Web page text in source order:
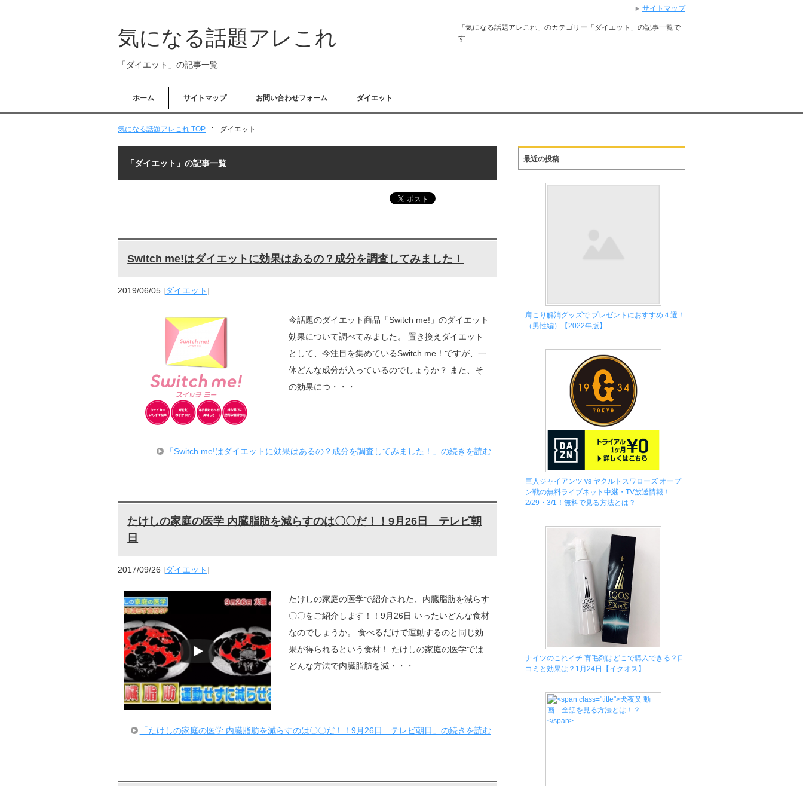
気になる話題アレこれ
「ダイエット」の記事一覧
「気になる話題アレこれ」のカテゴリー「ダイエット」の記事一覧で
す
ホーム サイトマップ お問い合わせフォーム ダイエット
気になる話題アレこれ TOP ダイエット
「ダイエット」の記事一覧
Switch me!はダイエットに効果はあるの？成分を調査してみました！
2019/06/05 [ダイエット]
今話題のダイエット商品「Switch me!」のダイエット
効果について調べてみました。 置き換えダイエット
として、今注目を集めているSwitch me！ですが、一
体どんな成分が入っているのでしょうか？ また、そ
の効果につ・・・
「Switch me!はダイエットに効果はあるの？成分を調査してみました！」の続きを読む
たけしの家庭の医学 内臓脂肪を減らすのは〇〇だ！！9月26日 テレビ朝
日
2017/09/26 [ダイエット]
たけしの家庭の医学で紹介された、内臓脂肪を減らす
〇〇をご紹介します！！9月26日 いったいどんな食材
なのでしょうか。 食べるだけで運動するのと同じ効
果が得られるという食材！ たけしの家庭の医学では
どんな方法で内臓脂肪を減・・・
「たけしの家庭の医学 内臓脂肪を減らすのは〇〇だ！！9月26日 テレビ朝日」の続きを読む
最近の投稿
肩こり解消グッズで プレゼントにおすすめ４選！
（男性編）【2022年版】
巨人ジャイアンツ vs ヤクルトスワローズ オープ
ン戦の無料ライブネット中継・TV放送情報！
2/29・3/1！無料で見る方法とは？
ナイツのこれイチ 育毛剤はどこで購入できる？口
コミと効果は？1月24日【イクオス】
サイトマップ